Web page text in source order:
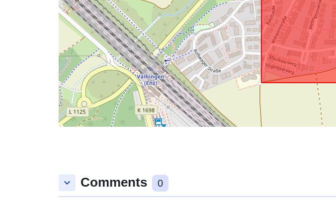
keyboard_arrow_down Comments 0